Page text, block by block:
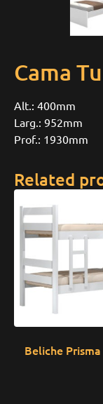
Cama
Alt.: 400mm
Larg.: 952mm
Prof.: 1930mm
Related
Beliche